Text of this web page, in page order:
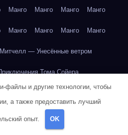
Манго Манго Манго Манго
Манго Манго Манго Манго
— Унесённые ветром
Тома Сойера
Тома Сойера
файлы и другие технологии, чтобы
а также предоставить лучший
опыт. OK